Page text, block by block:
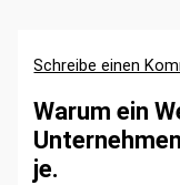
Schreibe einen
Warum ein
je.